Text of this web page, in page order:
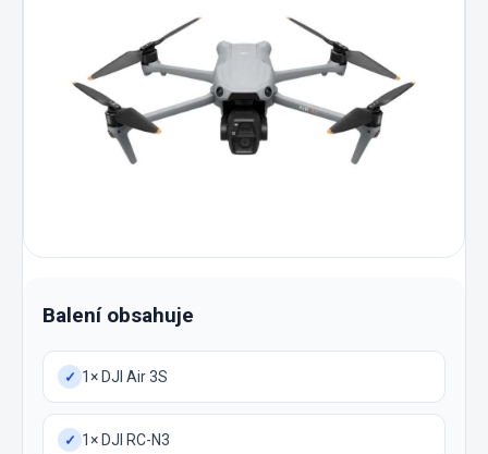
Balení obsahuje
✓ 1× DJI Air 3S
✓ 1× DJI RC-N3